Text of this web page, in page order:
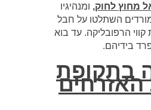
מחוץ לחוק, ומנהיגיו
השתלטו על חבל
הרפובליקה. עד בוא
בידיהם.
בתקופת